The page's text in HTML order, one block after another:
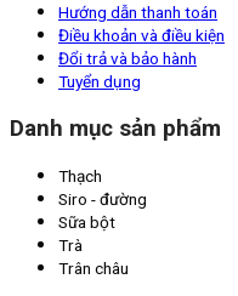
Hướng dẫn thanh toán
Điều khoản và điều kiện
Đổi trả và bảo hành
Tuyển dụng
Danh mục sản phẩm
Thạch
Siro - đường
Sữa bột
Trà
Trân châu